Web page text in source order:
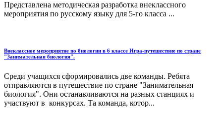
Представлена методическая разработка внеклассного
мероприятия по русскому языку для 5-го класса ...
Внеклассное мероприятие по биологии в 6 классе Игра-путешествие по стране
"Занимательная биология".
Среди учащихся сформировались две команды. Ребята
отправляются в путешествие по стране "Занимательная
биология". Они останавливаются на разных станциях и
участвуют в конкурсах. Та команда, котор...